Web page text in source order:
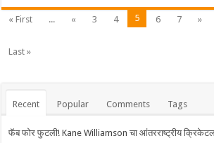
« First ... « 3 4 5 6 7 »
Last »
Recent Popular Comments Tags
फॅब फोर फुटली! Kane Williamson चा आंतरराष्ट्रीय